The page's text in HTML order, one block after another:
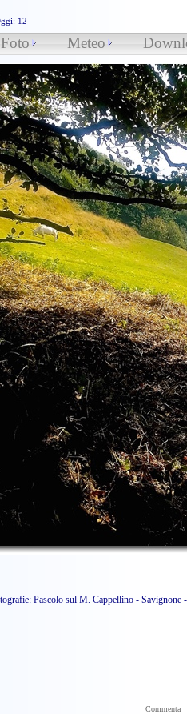
12
Foto Meteo
Pascolo sul M. Cappellino -
Commenta